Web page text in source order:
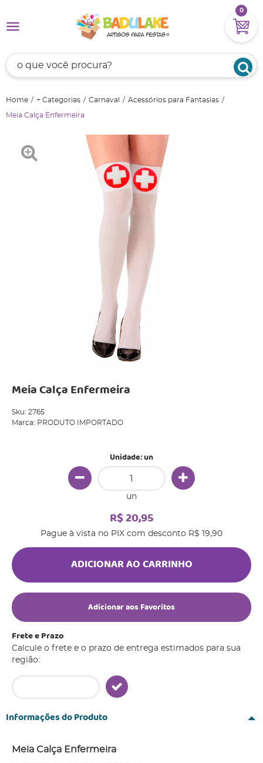
0
Home + Categorias Carnaval Acessórios para Fantasias
Meia Calça Enfermeira
Meia Calça Enfermeira
Sku: 2765
Marca: PRODUTO IMPORTADO
Unidade: un
un
R$ 20,95
Pague à vista no PIX com desconto R$ 19,90
ADICIONAR AO CARRINHO
Adicionar aos Favoritos
Frete e Prazo
Calcule o frete e o prazo de entrega estimados para sua
região:
Informações do Produto
Meia Calça Enfermeira